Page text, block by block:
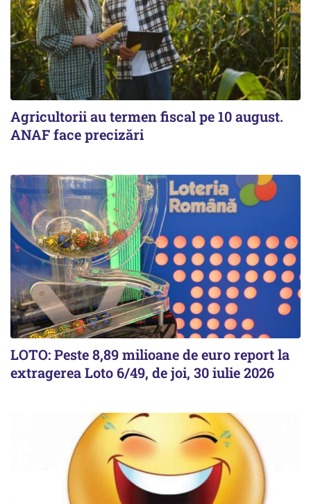
Agricultorii au termen fiscal pe 10 august.
ANAF face precizări
LOTO: Peste 8,89 milioane de euro report la
extragerea Loto 6/49, de joi, 30 iulie 2026